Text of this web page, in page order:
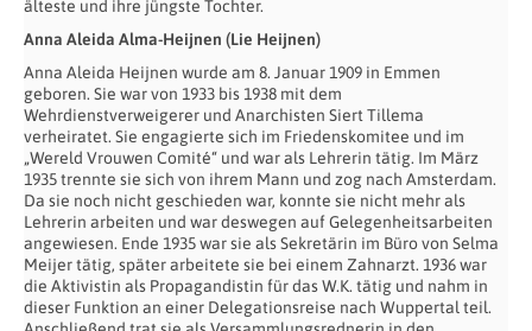
älteste und ihre jüngste Tochter.
Anna Aleida Alma-Heijnen (Lie Heijnen)
Anna Aleida Heijnen wurde am 8. Januar 1909 in Emmen
geboren. Sie war von 1933 bis 1938 mit dem
Wehrdienstverweigerer und Anarchisten Siert Tillema
verheiratet. Sie engagierte sich im Friedenskomitee und im
„Wereld Vrouwen Comité“ und war als Lehrerin tätig. Im März
1935 trennte sie sich von ihrem Mann und zog nach Amsterdam.
Da sie noch nicht geschieden war, konnte sie nicht mehr als
Lehrerin arbeiten und war deswegen auf Gelegenheitsarbeiten
angewiesen. Ende 1935 war sie als Sekretärin im Büro von Selma
Meijer tätig, später arbeitete sie bei einem Zahnarzt. 1936 war
die Aktivistin als Propagandistin für das W.K. tätig und nahm in
dieser Funktion an einer Delegationsreise nach Wuppertal teil.